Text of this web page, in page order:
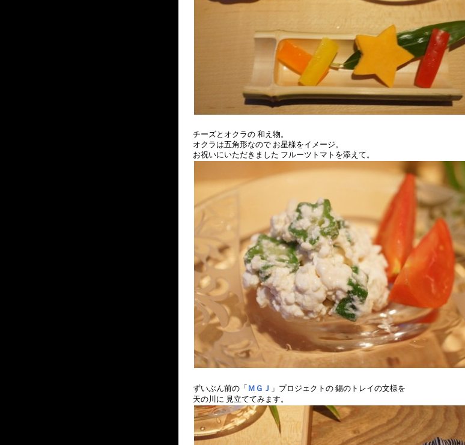
チーズとオクラの 和え物。
オクラは五角形なので お星様をイメージ。
お祝いにいただきました フルーツトマトを添えて。
ずいぶん前の「 ＭＧＪ 」プロジェクトの 錫のトレイの文様を
天の川に 見立ててみます。